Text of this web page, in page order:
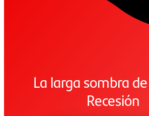
La larga sombra
Recesión